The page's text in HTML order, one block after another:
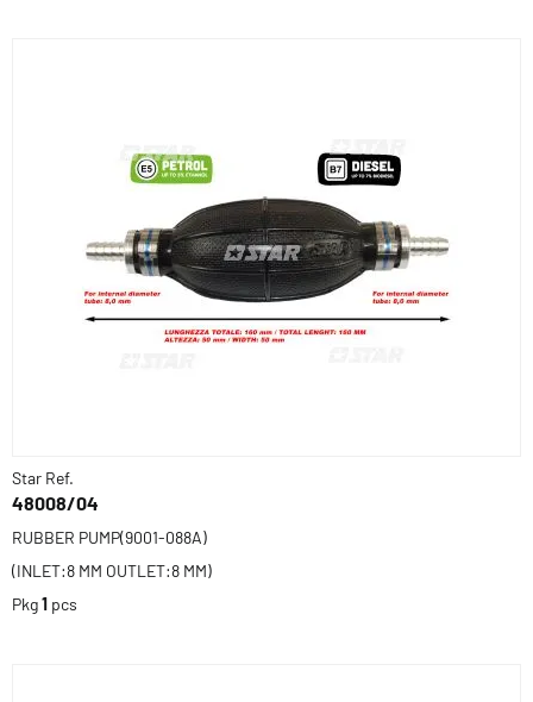
Star Ref.
48008/04
RUBBER PUMP(9001-088A)
(INLET:8 MM OUTLET:8 MM)
Pkg1 pcs